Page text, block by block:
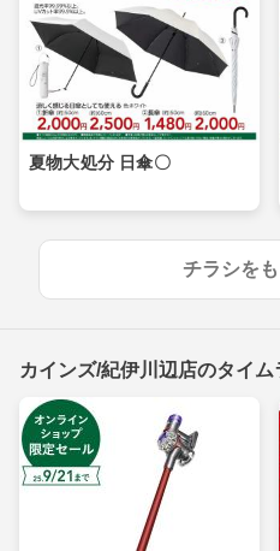
夏物大処分 日傘〇
チラシを
カインズ/紀伊川辺店のタイム